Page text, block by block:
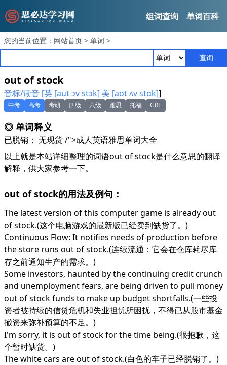
组词查询 单词百科
您的当前位置： 网站首页 > 单词 >
查询
out of stock
音标/读音 [英 [aut ɔv stɔk] 美 [aʊt ʌv stɑk]]
中考 高考 考研 四级 六级 雅思 托福 GRE
◎ 单词释义
已脱销； 无现货 /">成人英语雅思单词大全
以上就是本站详细整理的词语out of stock是什么意思的翻译
解释，供大家参考一下。
out of stock的用法及例句：
The latest version of this computer game is already out
of stock.(这个电脑游戏的最新版已经卖到缺货了。)
Continuous Flow: It notifies needs of production before
the store runs out of stock.(连续流通：它会在仓库耗尽库
存之前通知生产的需求。)
Some investors, haunted by the continuing credit crunch
and unemployment fears, are being driven to pull money
out of stock funds to make up budget shortfalls.(一些投
资者被持续的信贷危机和失业担忧所困扰，不得已从股市基金
撤资来弥补预算的不足。)
I'm sorry, it is out of stock for the time being.(很抱歉，这
个暂时缺货。)
The white cars are out of stock.(白色的车子已经脱销了。)